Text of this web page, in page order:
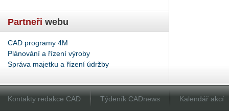
Partneři webu
CAD programy 4M
Plánování a řízení výroby
Správa majetku a řízení údržby
Kontakty redakce CAD Týdeník CADnews Kalendář akcí